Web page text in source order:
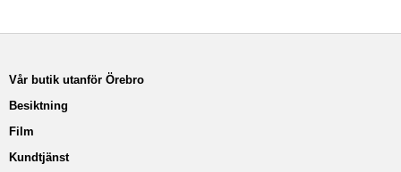
Vår butik utanför Örebro
Besiktning
Film
Kundtjänst